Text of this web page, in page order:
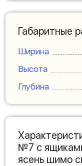
Габаритные
Ширина
Высота
Глубина
№7 с
ясень шимо